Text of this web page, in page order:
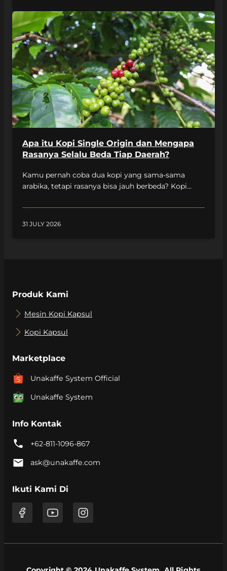
dengan kopi arabika lewat fakta-fakta seru berikut
ini! […]
Apa itu Kopi Single Origin dan Mengapa
Rasanya Selalu Beda Tiap Daerah?
Kamu pernah coba dua kopi yang sama-sama
arabika, tetapi rasanya bisa jauh berbeda? Kopi
lainnya terasa lebih bold dengan sentuhan rempah.
Rahasianya ada pada satu istilah yang sering
31 JULY 2026
Produk Kami
Mesin Kopi Kapsul
Kopi Kapsul
Marketplace
Unakaffe System Official
Unakaffe System
Info Kontak
+62-811-1096-867
ask@unakaffe.com
Ikuti Kami Di